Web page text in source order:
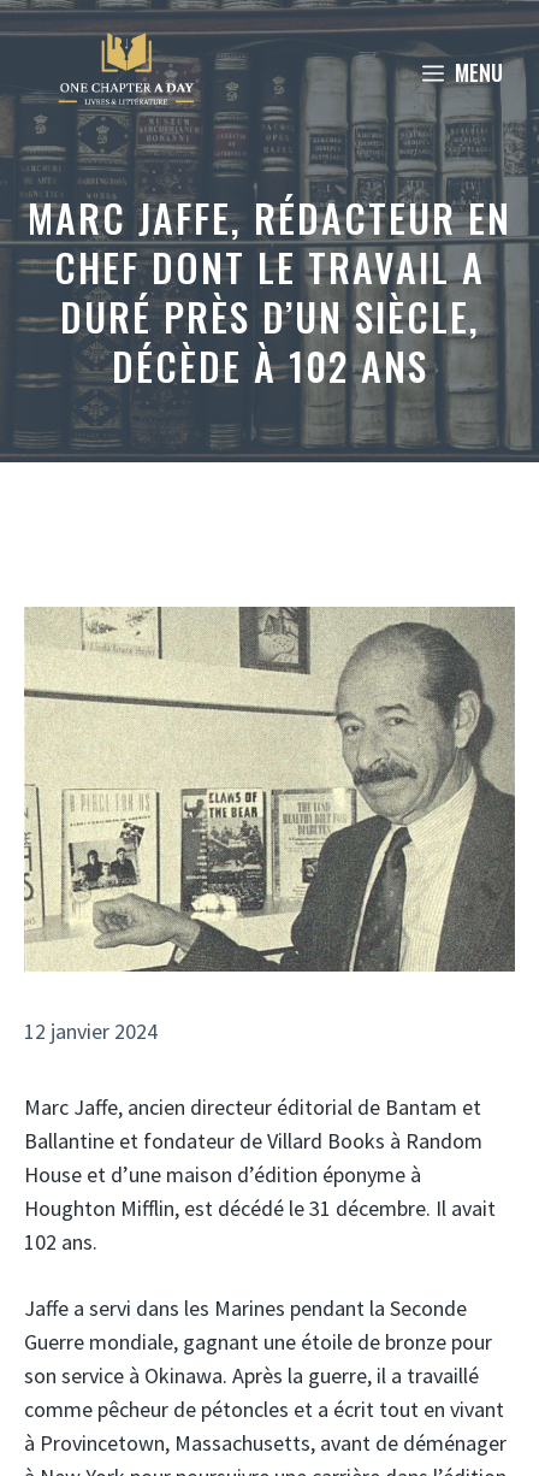
Aller
contenu
MENU
MARC JAFFE, RÉDACTEUR EN
CHEF DONT LE TRAVAIL A
DURÉ PRÈS D’UN SIÈCLE,
DÉCÈDE À 102 ANS
12 janvier 2024
Marc Jaffe, ancien directeur éditorial de Bantam et
Ballantine et fondateur de Villard Books à Random
House et d’une maison d’édition éponyme à
Houghton Mifflin, est décédé le 31 décembre. Il avait
102 ans.
Jaffe a servi dans les Marines pendant la Seconde
Guerre mondiale, gagnant une étoile de bronze pour
son service à Okinawa. Après la guerre, il a travaillé
comme pêcheur de pétoncles et a écrit tout en vivant
à Provincetown, Massachusetts, avant de déménager